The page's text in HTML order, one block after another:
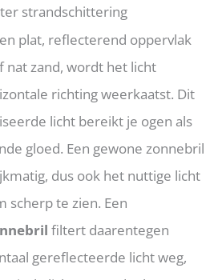
strandschittering
plat, reflecterend oppervlak
nat zand, wordt het licht
richting weerkaatst. Dit
licht bereikt je ogen als
gloed. Een gewone zonnebril
dus ook het nuttige licht
scherp te zien. Een
filtert daarentegen
gereflecteerde licht weg,